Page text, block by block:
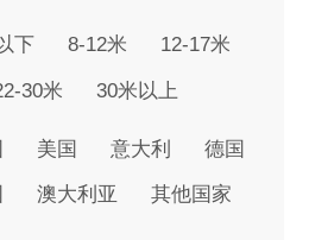
下 8-12米 12-17米
30米 30米以上
美国 意大利 德国
澳大利亚 其他国家